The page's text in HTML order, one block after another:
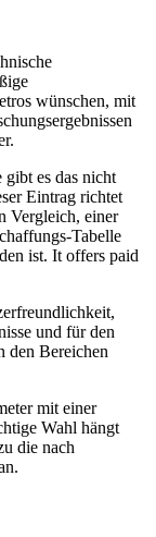
wünschen, mit
gibt es das nicht
Eintrag richtet
Vergleich, einer
Tabelle
ist. It offers paid
und für den
den Bereichen
mit einer
Wahl hängt
die nach